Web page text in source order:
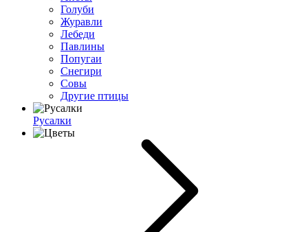
Голуби
Журавли
Лебеди
Павлины
Попугаи
Снегири
Совы
Другие птицы
Русалки